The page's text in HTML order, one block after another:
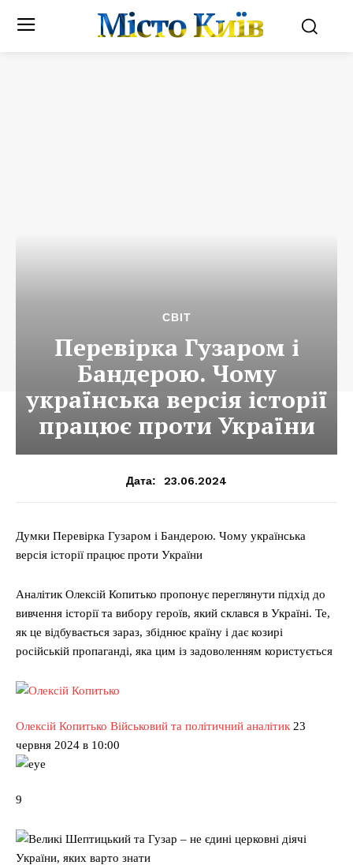
Місто Київ
СВІТ
Перевірка Гузаром і
Бандерою. Чому
українська версія історії
працює проти України
Дата: 23.06.2024
Думки Перевірка Гузаром і Бандерою. Чому українська
версія історії працює проти України
Аналітик Олексій Копитько пропонує переглянути підхід до
вивчення історії та вибору героїв, який склався в Україні. Те,
як це відбувається зараз, збіднює країну і дає козирі
російській пропаганді, яка цим із задоволенням користується
Олексій Копитько Військовий та політичний аналітик 23
червня 2024 в 10:00
9